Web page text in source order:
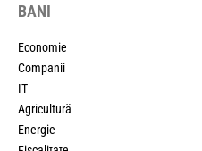
BANI
Economie
Companii
IT
Agricultură
Energie